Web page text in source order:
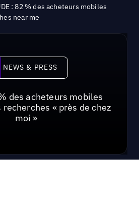
: 82 % des acheteurs mobiles
near me
News & Press
NEWS & PRESS
des acheteurs mobiles
« près de chez
moi »